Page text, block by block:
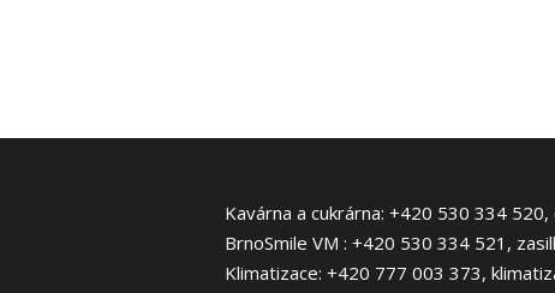
Kavárna a cukrárna: +420 530 334 520,
BrnoSmile VM : +420 530 334 521,
Klimatizace: +420 777 003 373,